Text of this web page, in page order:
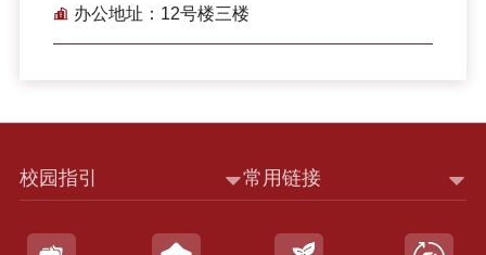
办公地址：12号楼三楼
校园指引 常用链接